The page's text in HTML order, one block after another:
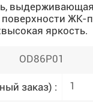
выдерживающая
поверхности
яркость.
OD86P01
заказ) : 1